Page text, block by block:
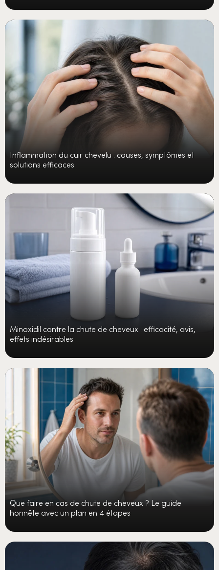
Inflammation du cuir chevelu : causes, symptômes et
solutions efficaces
Minoxidil contre la chute de cheveux : efficacité, avis,
effets indésirables
Que faire en cas de chute de cheveux ? Le guide
honnête avec un plan en 4 étapes